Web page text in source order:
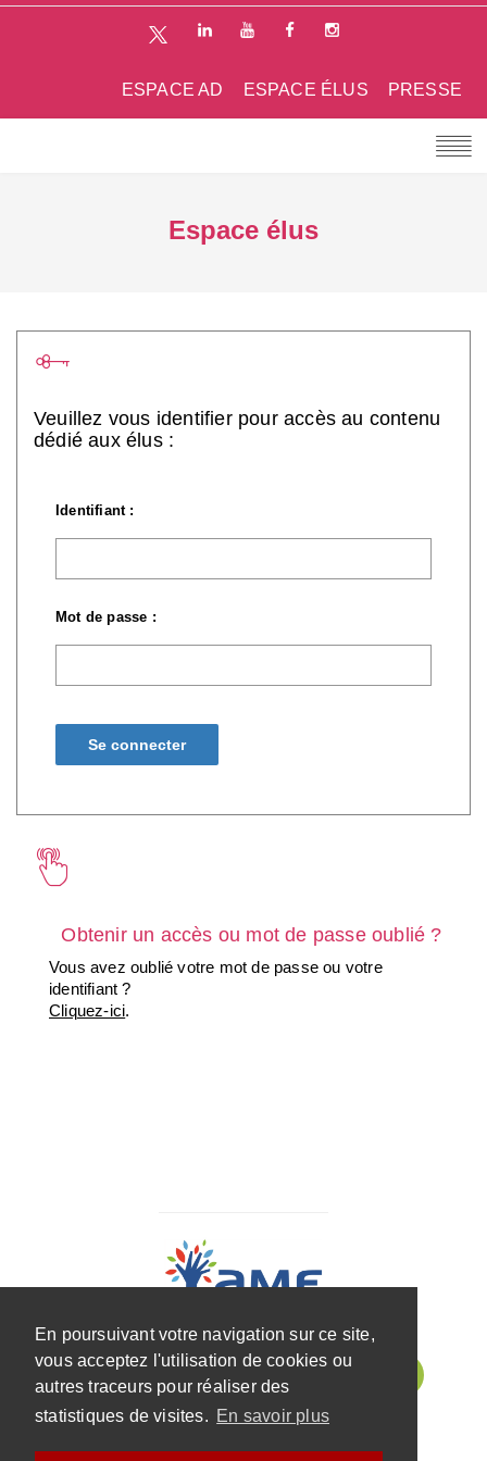
En poursuivant votre navigation sur ce site,
vous acceptez l'utilisation de cookies ou
autres traceurs pour réaliser des
statistiques de visites. En savoir plus
PRESSE
ESPACE ÉLUS
ESPACE AD
Espace élus
Veuillez vous identifier pour accès au contenu
dédié aux élus :
Identifiant :
Mot de passe :
Obtenir un accès ou mot de passe oublié ?
Vous avez oublié votre mot de passe ou votre
identifiant ?
Cliquez-ici.